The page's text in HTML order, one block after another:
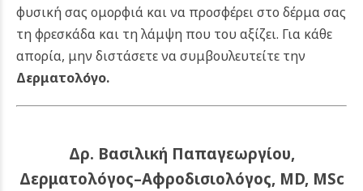
φυσική σας ομορφιά και να προσφέρει στο δέρμα σας
τη φρεσκάδα και τη λάμψη που του αξίζει. Για κάθε
απορία, μην διστάσετε να συμβουλευτείτε την
Δερματολόγο.
Δρ. Βασιλική Παπαγεωργίου,
Δερματολόγος–Αφροδισιολόγος, MD, MSc